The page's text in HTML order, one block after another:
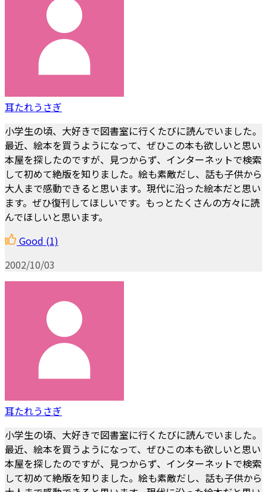
耳たれうさぎ
小学生の頃、大好きで図書室に行くたびに読んでいました。
最近、絵本を買うようになって、ぜひこの本も欲しいと思い
本屋を探したのですが、見つからず、インターネットで検索
して初めて絶版を知りました。絵も素敵だし、話も子供から
大人まで感動できると思います。現代に沿った絵本だと思い
ます。ぜひ復刊してほしいです。もっとたくさんの方々に読
んでほしいと思います。
Good (1)
2002/10/03
耳たれうさぎ
小学生の頃、大好きで図書室に行くたびに読んでいました。
最近、絵本を買うようになって、ぜひこの本も欲しいと思い
本屋を探したのですが、見つからず、インターネットで検索
して初めて絶版を知りました。絵も素敵だし、話も子供から